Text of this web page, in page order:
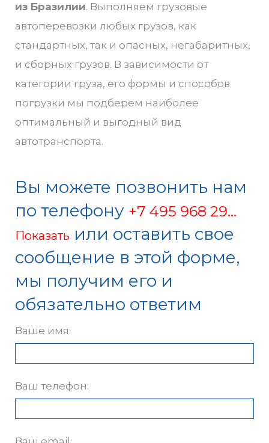
из Бразилии. Выполняем грузовые
автоперевозки любых грузов, как
стандартных, так и опасных, негабаритных,
и сборных грузов. В зависимости от
категории груза, его формы и способов
погрузки мы подберем наиболее
оптимальный и выгодный вид
автотранспорта.
Вы можете позвонить нам
по телефону +7 495 968 29...
Показать или оставить свое
сообщение в этой форме,
мы получим его и
обязательно ответим
Ваше имя:
Ваш телефон: